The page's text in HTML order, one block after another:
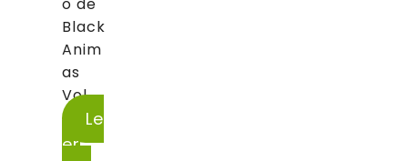
Black
Anim
as
Vol....
Le
er